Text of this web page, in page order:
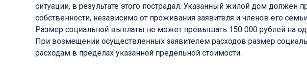
ситуации, в результате этого пострадал. Указанный жилой дом должен
собственности, независимо от проживания заявителя и членов его
Размер социальной выплаты не может превышать 150 000 рублей на
При возмещении осуществленных заявителем расходов размер
расходам в пределах указанной предельной стоимости.